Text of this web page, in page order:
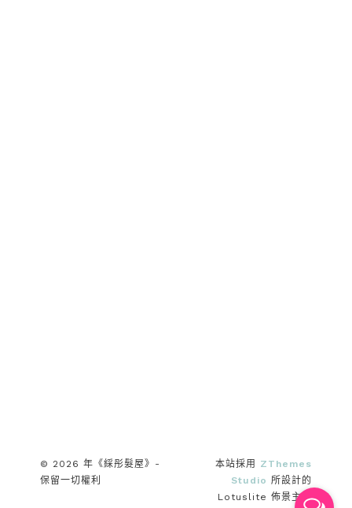
© 2026 年《綵彤髮屋》-
保留一切權利
本站採用 ZThemes
Studio 所設計的
Lotuslite 佈景主題